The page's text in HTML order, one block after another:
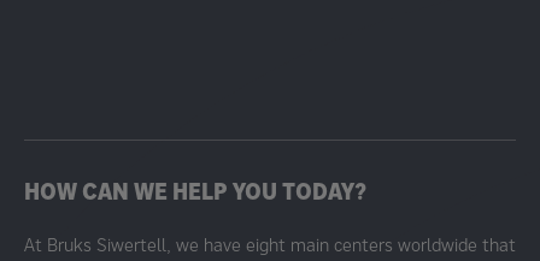
HOW CAN WE HELP YOU TODAY?
At Bruks Siwertell, we have eight main centers worldwide that